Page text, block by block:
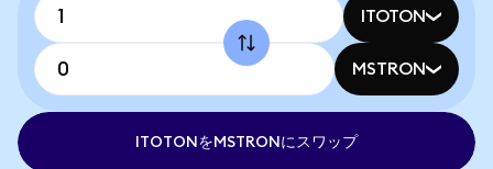
ITOTON
MSTRON
ITOTONをMSTRONにスワップ